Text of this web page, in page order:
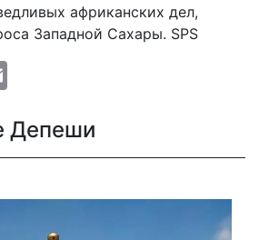
африканских дел,
Западной Сахары. SPS
Депеши